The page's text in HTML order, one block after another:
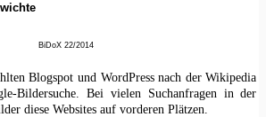
BiDoX 22/2014
Blogspot und WordPress nach der Wikipedia
Bildersuche. Bei vielen Suchanfragen in der
diese Websites auf vorderen Plätzen.